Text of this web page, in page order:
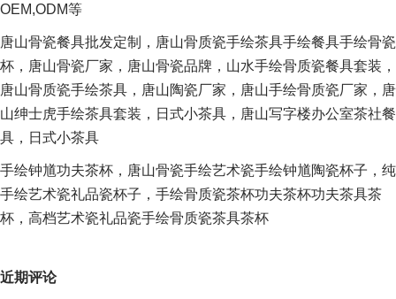
OEM,ODM等
唐山骨瓷餐具批发定制，唐山骨质瓷手绘茶具手绘餐具手绘骨瓷
杯，唐山骨瓷厂家，唐山骨瓷品牌，山水手绘骨质瓷餐具套装，
唐山骨质瓷手绘茶具，唐山陶瓷厂家，唐山手绘骨质瓷厂家，唐
山绅士虎手绘茶具套装，日式小茶具，唐山写字楼办公室茶社餐
具，日式小茶具
手绘钟馗功夫茶杯，唐山骨瓷手绘艺术瓷手绘钟馗陶瓷杯子，纯
手绘艺术瓷礼品瓷杯子，手绘骨质瓷茶杯功夫茶杯功夫茶具茶
杯，高档艺术瓷礼品瓷手绘骨质瓷茶具茶杯
近期评论